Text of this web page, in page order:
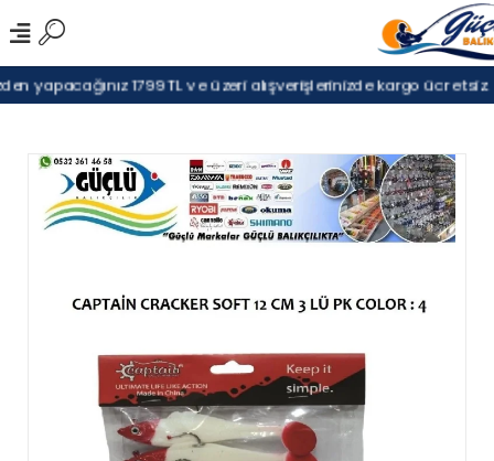
yapacağınız 1799TL ve üzeri alışverişlerinizde kargo ücretsiz.